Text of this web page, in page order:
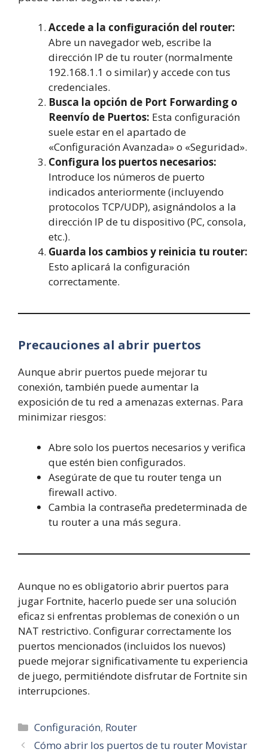
Accede a la configuración del router:
Abre un navegador web, escribe la
dirección IP de tu router (normalmente
192.168.1.1 o similar) y accede con tus
credenciales.
Busca la opción de Port Forwarding o
Reenvío de Puertos: Esta configuración
suele estar en el apartado de
«Configuración Avanzada» o «Seguridad».
Configura los puertos necesarios:
Introduce los números de puerto
indicados anteriormente (incluyendo
protocolos TCP/UDP), asignándolos a la
dirección IP de tu dispositivo (PC, consola,
etc.).
Guarda los cambios y reinicia tu router:
Esto aplicará la configuración
correctamente.
Precauciones al abrir puertos
Aunque abrir puertos puede mejorar tu
conexión, también puede aumentar la
exposición de tu red a amenazas externas. Para
minimizar riesgos:
Abre solo los puertos necesarios y verifica
que estén bien configurados.
Asegúrate de que tu router tenga un
firewall activo.
Cambia la contraseña predeterminada de
tu router a una más segura.
Aunque no es obligatorio abrir puertos para
jugar Fortnite, hacerlo puede ser una solución
eficaz si enfrentas problemas de conexión o un
NAT restrictivo. Configurar correctamente los
puertos mencionados (incluidos los nuevos)
puede mejorar significativamente tu experiencia
de juego, permitiéndote disfrutar de Fortnite sin
interrupciones.
Categorías
Configuración, Router
Cómo abrir los puertos de tu router Movistar